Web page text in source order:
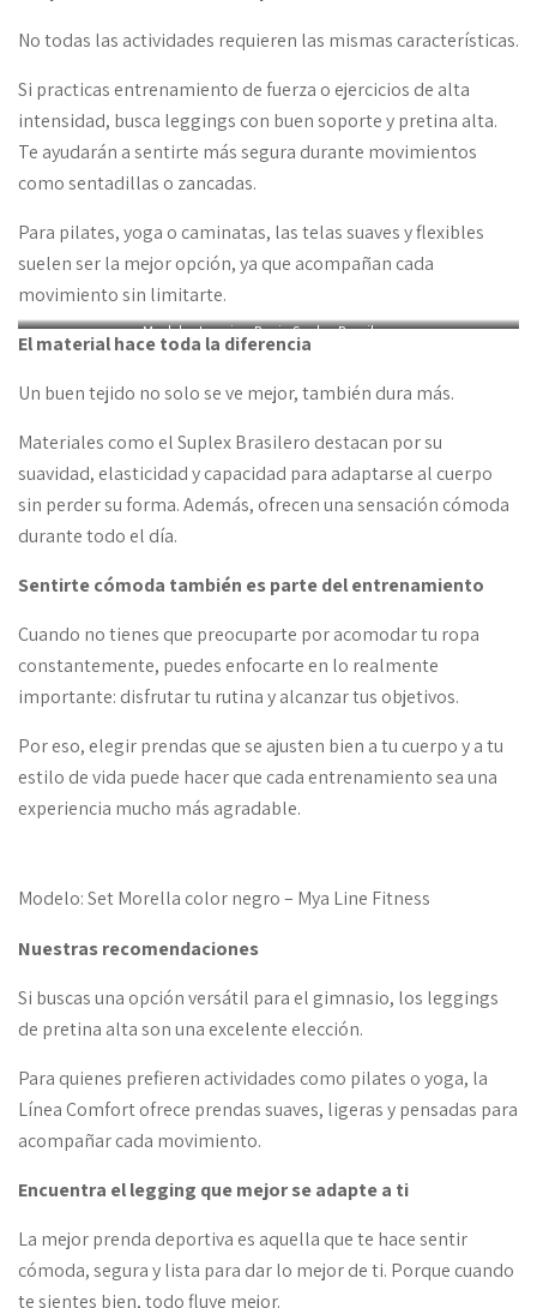
No todas las actividades requieren las mismas características.
Si practicas entrenamiento de fuerza o ejercicios de alta
intensidad, busca leggings con buen soporte y pretina alta.
Te ayudarán a sentirte más segura durante movimientos
como sentadillas o zancadas.
Para pilates, yoga o caminatas, las telas suaves y flexibles
suelen ser la mejor opción, ya que acompañan cada
movimiento sin limitarte.
Modelo: Legging Basic Suplex Brasilero
El material hace toda la diferencia
Un buen tejido no solo se ve mejor, también dura más.
Materiales como el Suplex Brasilero destacan por su
suavidad, elasticidad y capacidad para adaptarse al cuerpo
sin perder su forma. Además, ofrecen una sensación cómoda
durante todo el día.
Sentirte cómoda también es parte del entrenamiento
Cuando no tienes que preocuparte por acomodar tu ropa
constantemente, puedes enfocarte en lo realmente
importante: disfrutar tu rutina y alcanzar tus objetivos.
Por eso, elegir prendas que se ajusten bien a tu cuerpo y a tu
estilo de vida puede hacer que cada entrenamiento sea una
experiencia mucho más agradable.
Modelo: Set Morella color negro – Mya Line Fitness
Nuestras recomendaciones
Si buscas una opción versátil para el gimnasio, los leggings
de pretina alta son una excelente elección.
Para quienes prefieren actividades como pilates o yoga, la
Línea Comfort ofrece prendas suaves, ligeras y pensadas para
acompañar cada movimiento.
Encuentra el legging que mejor se adapte a ti
La mejor prenda deportiva es aquella que te hace sentir
cómoda, segura y lista para dar lo mejor de ti. Porque cuando
te sientes bien, todo fluye mejor.